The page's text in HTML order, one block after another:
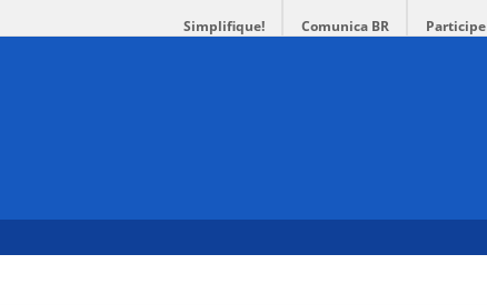
Simplifique! Comunica BR Participe